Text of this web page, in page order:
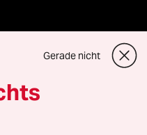
Gerade nicht